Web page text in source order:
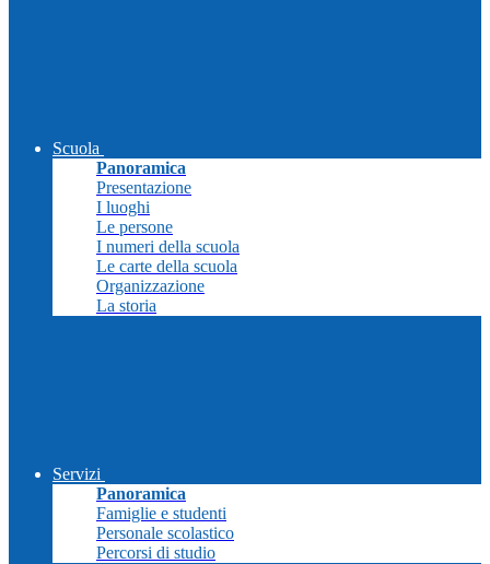
Scuola
Panoramica
Presentazione
I luoghi
Le persone
I numeri della scuola
Le carte della scuola
Organizzazione
La storia
Servizi
Panoramica
Famiglie e studenti
Personale scolastico
Percorsi di studio